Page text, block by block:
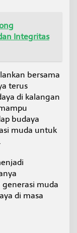
Integritas
bersama
terus
di kalangan
budaya
muda untuk
generasi muda
di masa